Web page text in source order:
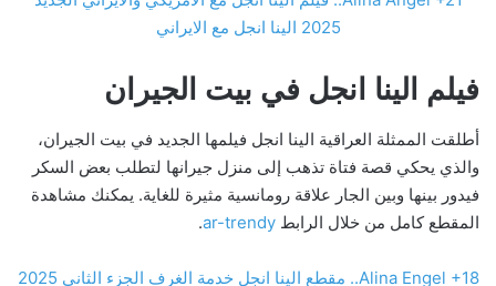
2025 الينا انجل مع الايراني
فيلم الينا انجل في بيت الجيران
أطلقت الممثلة العراقية الينا انجل فيلمها الجديد في بيت الجيران،
والذي يحكي قصة فتاة تذهب إلى منزل جيرانها لتطلب بعض السكر
فيدور بينها وبين الجار علاقة رومانسية مثيرة للغاية. يمكنك مشاهدة
المقطع كامل من خلال الرابط ar-trendy
.
Alina Engel +18.. مقطع الينا انجل خدمة الغرف الجزء الثاني 2025